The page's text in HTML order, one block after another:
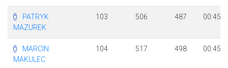
PATRYK
MAZUREK
103 506 487
MARCIN
MAKULEC
104 517 498